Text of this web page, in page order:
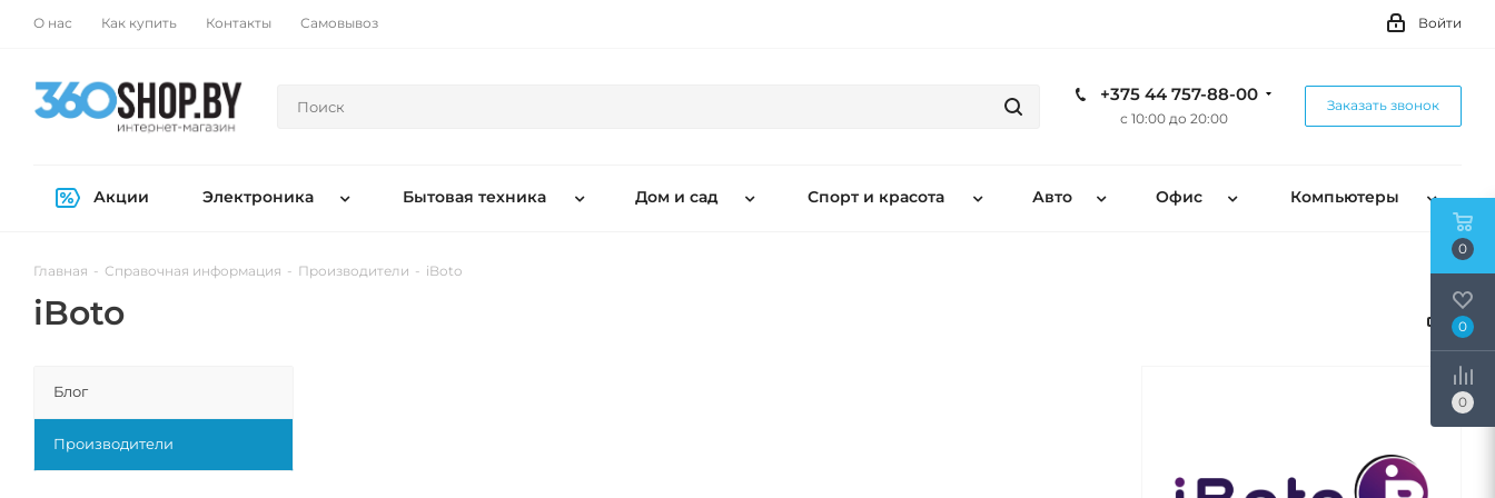
О нас Как купить Контакты Самовывоз Войти
+375 44 757-88-00
с 10:00 до 20:00
Заказать звонок
Акции Электроника Бытовая техника Дом и сад Спорт и красота Авто Офис Компьютеры
Главная - Справочная информация - Производители - iBoto
iBoto
Блог
Производители
0
0
0